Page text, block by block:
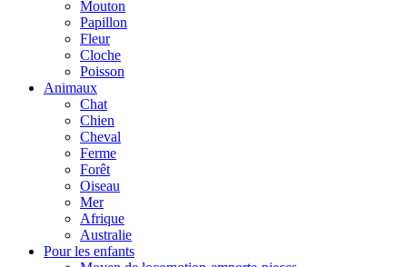
Mouton
Papillon
Fleur
Cloche
Poisson
Animaux
Chat
Chien
Cheval
Ferme
Forêt
Oiseau
Mer
Afrique
Australie
Pour les enfants